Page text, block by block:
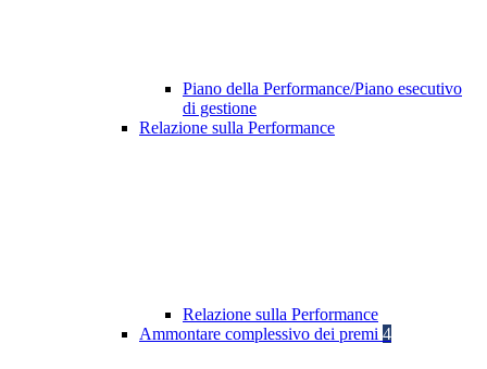
Piano della Performance/Piano esecutivo
di gestione
Relazione sulla Performance
Relazione sulla Performance
Ammontare complessivo dei premi 4